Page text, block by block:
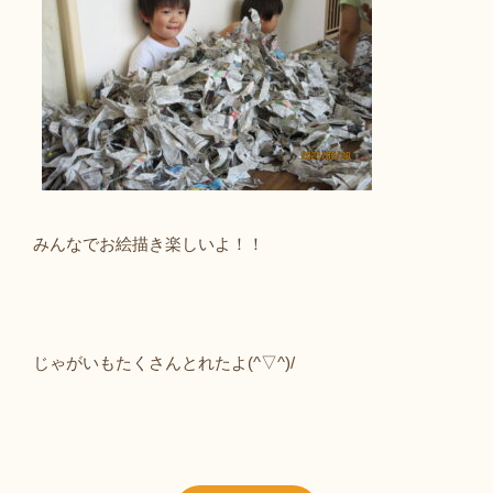
みんなでお絵描き楽しいよ！！
じゃがいもたくさんとれたよ(^▽^)/